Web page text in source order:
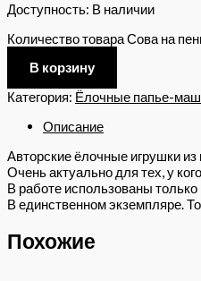
Доступность: В наличии
Количество товара Сова на
В корзину
Категория: Ёлочные папье-
Описание
Авторские ёлочные игрушки
Очень актуально для тех, у
В работе использованы
В единственном экземпляре.
Похожие